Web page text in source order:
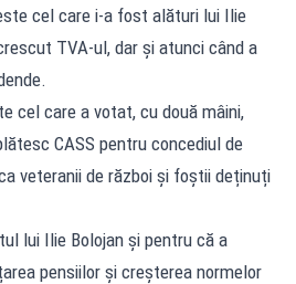
cel care i-a fost alături lui Ilie
TVA-ul, dar și atunci când a
cel care a votat, cu două mâini,
CASS pentru concediul de
veteranii de război și foștii deținuți
lui Ilie Bolojan și pentru că a
pensiilor și creșterea normelor